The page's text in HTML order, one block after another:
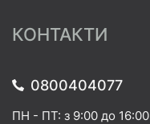
КОНТАКТИ
0800404077
ПН - ПТ: з 9:00 до 16:00